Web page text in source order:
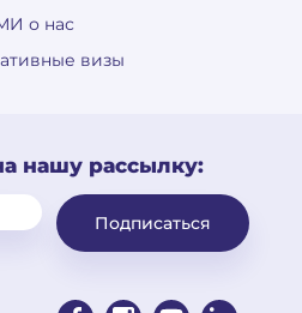
о нас
визы
нашу рассылку:
Подписаться